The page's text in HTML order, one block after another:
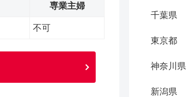
専業主婦
不可
千葉県
東京都
神奈川県
新潟県